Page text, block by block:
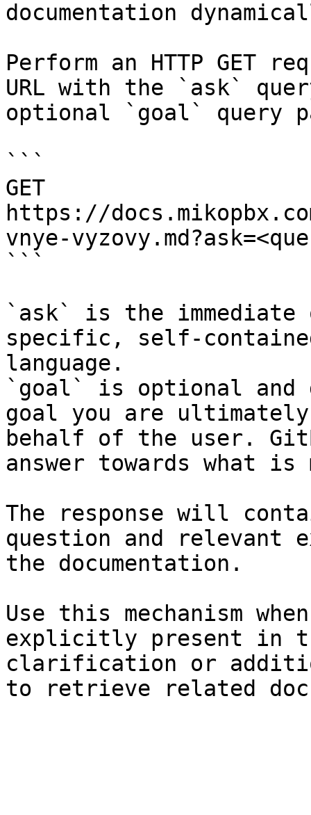
documentation
Perform an HTTP GET
URL with the `ask`
optional `goal` query
```
GET
https://
vnye-
```
`ask` is the
specific, self-
language.
`goal` is optional and
goal you are
behalf of the user.
answer towards what
The response will
question and relevant
the documentation.
Use this mechanism
explicitly present in
clarification or